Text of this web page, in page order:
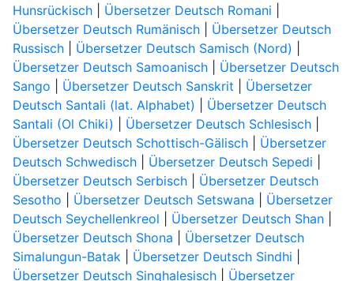
Hunsrückisch| Übersetzer Deutsch Romani
Übersetzer Deutsch Rumänisch| Übersetzer Deutsch
Russisch| Übersetzer Deutsch Samisch (Nord)
Übersetzer Deutsch Samoanisch| Übersetzer Deutsch
Sango
Übersetzer Deutsch Sanskrit
Übersetzer
Deutsch Santali (lat. Alphabet)
Übersetzer Deutsch
Santali (Ol Chiki)
Übersetzer Deutsch Schlesisch|
Übersetzer Deutsch Schottisch-Gälisch| Übersetzer
Deutsch Schwedisch| Übersetzer Deutsch Sepedi
Übersetzer Deutsch Serbisch| Übersetzer Deutsch
Sesotho
Übersetzer Deutsch Setswana
Übersetzer
Deutsch Seychellenkreol
Übersetzer Deutsch Shan|
Übersetzer Deutsch Shona
Übersetzer Deutsch
Simalungun-Batak| Übersetzer Deutsch Sindhi
Übersetzer Deutsch Singhalesisch| Übersetzer